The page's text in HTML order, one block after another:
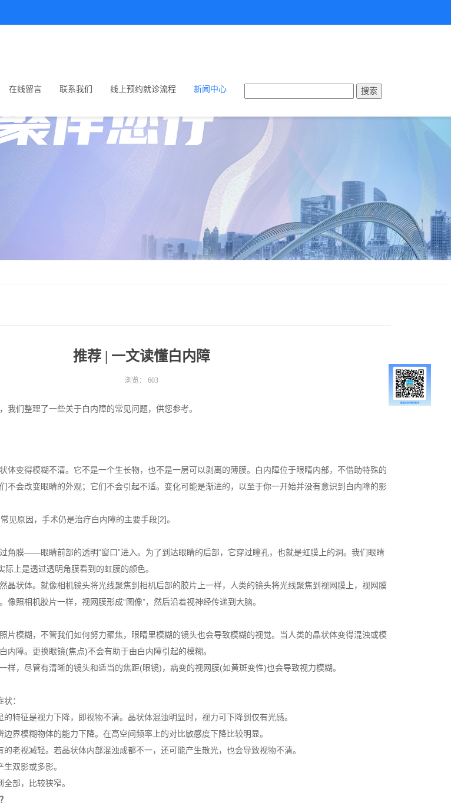
在线留言 联系我们 线上预约就诊流程 新闻中心 搜索
推荐 | 一文读懂白内障
浏览： 603
我们整理了一些关于白内障的常见问题，供您参考。
体变得模糊不清。它不是一个生长物，也不是一层可以剥离的薄膜。白内障位于眼睛内部，不借助特殊的
不会改变眼睛的外观；它们不会引起不适。变化可能是渐进的，以至于你一开始并没有意识到白内障的影
见原因，手术仍是治疗白内障的主要手段[2]。
角膜——眼睛前部的透明“窗口”进入。为了到达眼睛的后部，它穿过瞳孔，也就是虹膜上的洞。我们眼睛
上是透过透明角膜看到的虹膜的颜色。
晶状体。就像相机镜头将光线聚焦到相机后部的胶片上一样，人类的镜头将光线聚焦到视网膜上，视网膜
像照相机胶片一样，视网膜形成“图像”，然后沿着视神经传递到大脑。
片模糊，不管我们如何努力聚焦，眼睛里模糊的镜头也会导致模糊的视觉。当人类的晶状体变得混浊或模
内障。更换眼镜(焦点)不会有助于由白内障引起的模糊。
样，尽管有清晰的镜头和适当的焦距(眼镜)，病变的视网膜(如黄斑变性)也会导致视力模糊。
：
特征是视力下降，即视物不清。晶状体混浊明显时，视力可下降到仅有光感。
界模糊物体的能力下降。在高空间频率上的对比敏感度下降比较明显。
老视减轻。若晶状体内部混浊成都不一，还可能产生散光，也会导致视物不清。
双影或多影。
部，比较狭窄。